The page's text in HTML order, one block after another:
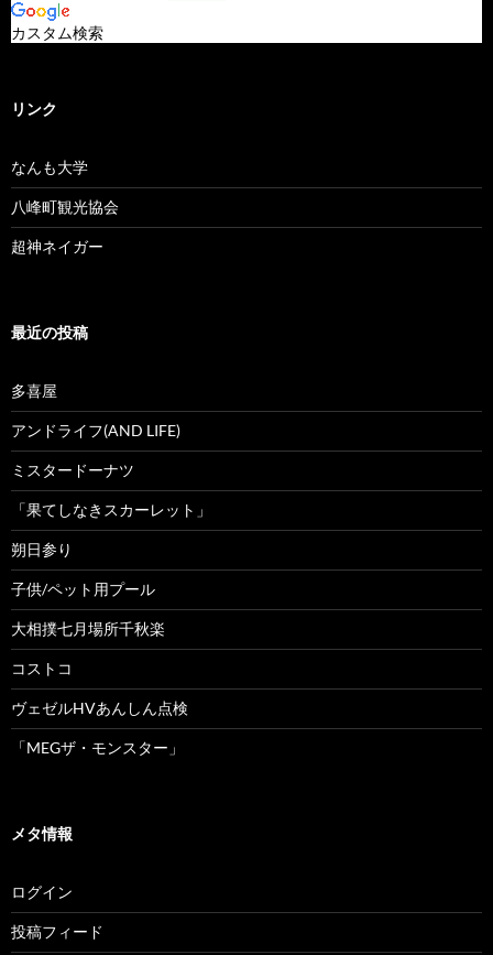
カスタム検索
リンク
なんも大学
八峰町観光協会
超神ネイガー
最近の投稿
多喜屋
アンドライフ(AND LIFE)
ミスタードーナツ
「果てしなきスカーレット」
朔日参り
子供/ペット用プール
大相撲七月場所千秋楽
コストコ
ヴェゼルHVあんしん点検
「MEGザ・モンスター」
メタ情報
ログイン
投稿フィード